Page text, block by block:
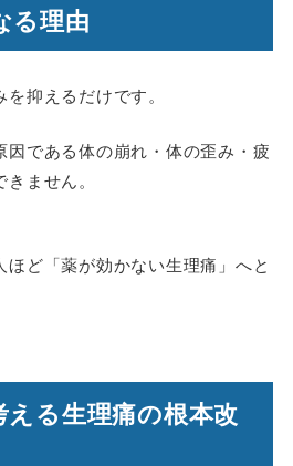
る理由
抑えるだけです。
因である体の崩れ・体の歪み・疲
ません。
ど「薬が効かない生理痛」へと
る生理痛の根本改